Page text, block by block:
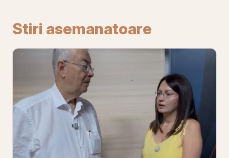
Stiri asemanatoare